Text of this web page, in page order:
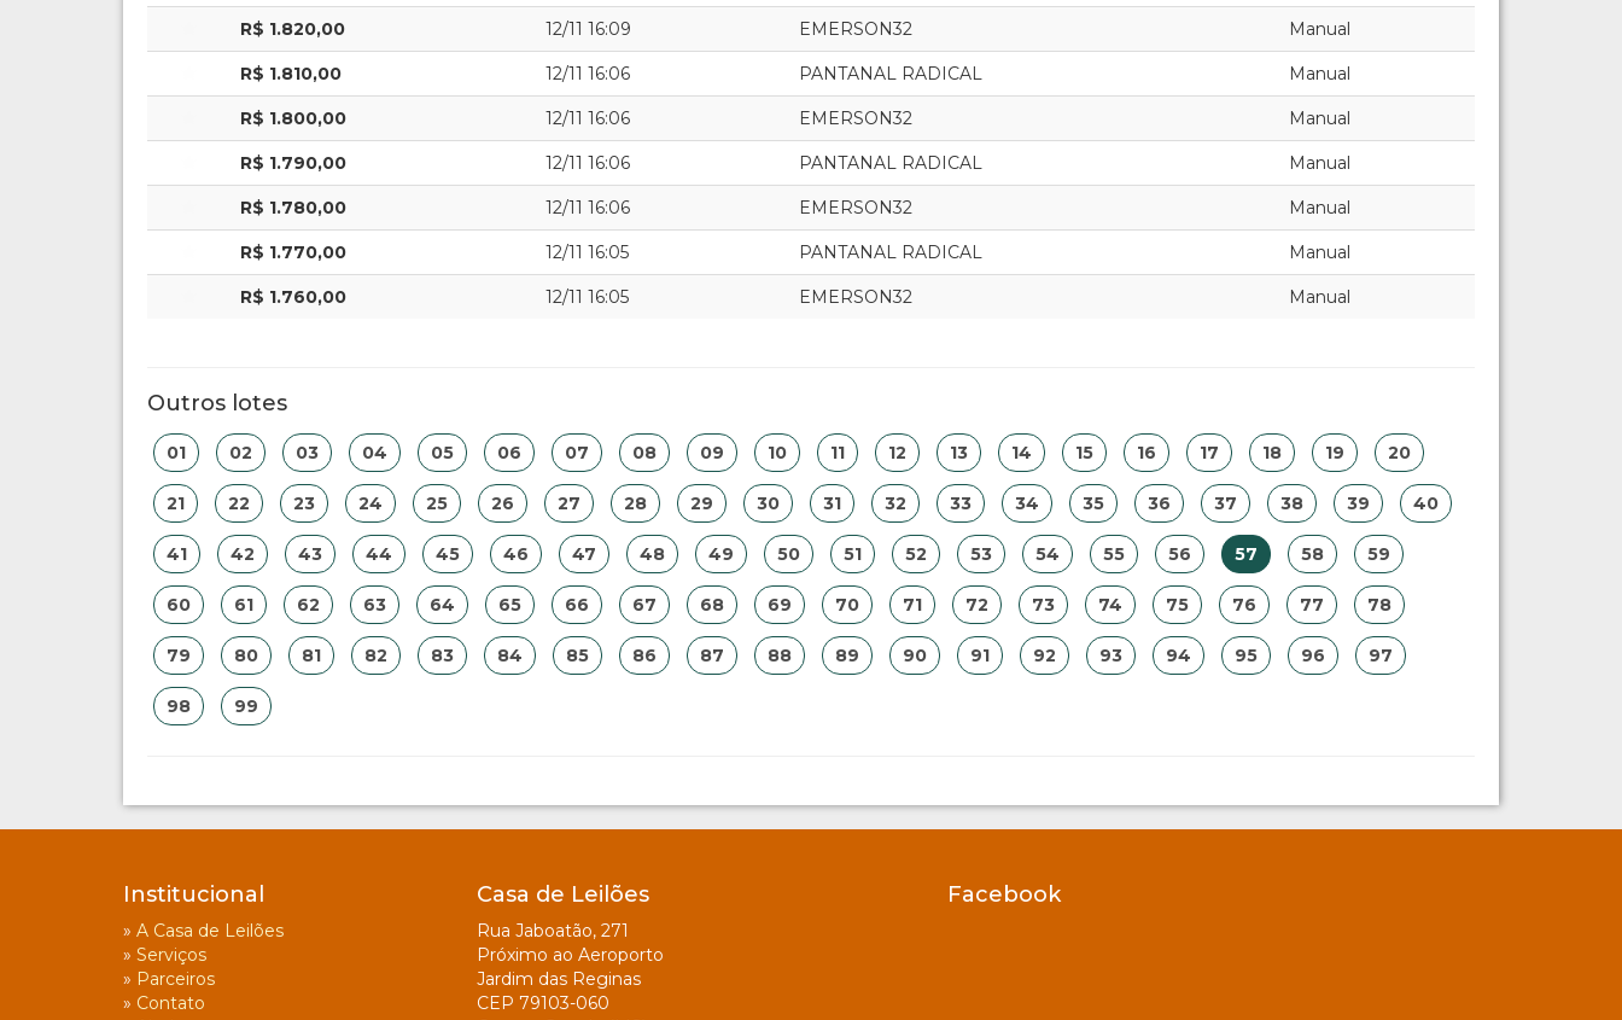
R$ 1.820,00 12/11 16:09 EMERSON32 Manual
R$ 1.810,00 12/11 16:06 PANTANAL RADICAL Manual
R$ 1.800,00 12/11 16:06 EMERSON32 Manual
R$ 1.790,00 12/11 16:06 PANTANAL RADICAL Manual
R$ 1.780,00 12/11 16:06 EMERSON32 Manual
R$ 1.770,00 12/11 16:05 PANTANAL RADICAL Manual
R$ 1.760,00 12/11 16:05 EMERSON32 Manual
Outros lotes
01 02 03 04 05 06 07 08 09 10 11 12 13 14 15 16 17 18 19 20
21 22 23 24 25 26 27 28 29 30 31 32 33 34 35 36 37 38 39 40
41 42 43 44 45 46 47 48 49 50 51 52 53 54 55 56 57 58 59
60 61 62 63 64 65 66 67 68 69 70 71 72 73 74 75 76 77 78
79 80 81 82 83 84 85 86 87 88 89 90 91 92 93 94 95 96 97
98 99
Institucional
» A Casa de Leilões
» Serviços
» Parceiros
» Contato
Casa de Leilões
Rua Jaboatão, 271
Próximo ao Aeroporto
Jardim das Reginas
CEP 79103-060
Facebook